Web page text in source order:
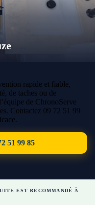
rapide et fiable,
de taches ou de
de ChronoServe
Contactez 09 72 51 99
51 99 85
EST RECOMMANDÉ À